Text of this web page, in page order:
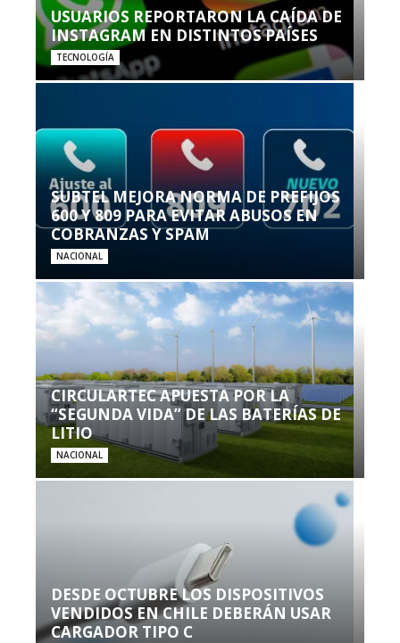
USUARIOS REPORTARON LA CAÍDA DE
INSTAGRAM EN DISTINTOS PAÍSES
TECNOLOGÍA
SUBTEL MEJORA NORMA DE PREFIJOS
600 Y 809 PARA EVITAR ABUSOS EN
COBRANZAS Y SPAM
NACIONAL
CIRCULARTEC APUESTA POR LA
“SEGUNDA VIDA” DE LAS BATERÍAS DE
LITIO
NACIONAL
DESDE OCTUBRE LOS DISPOSITIVOS
VENDIDOS EN CHILE DEBERÁN USAR
CARGADOR TIPO C